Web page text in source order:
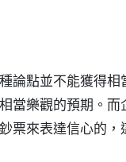
論點並不能獲得相
當樂觀的預期。而
票來表達信心的，